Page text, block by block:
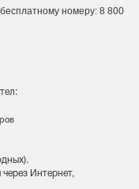
).
Интернет,
номеру: 8 800